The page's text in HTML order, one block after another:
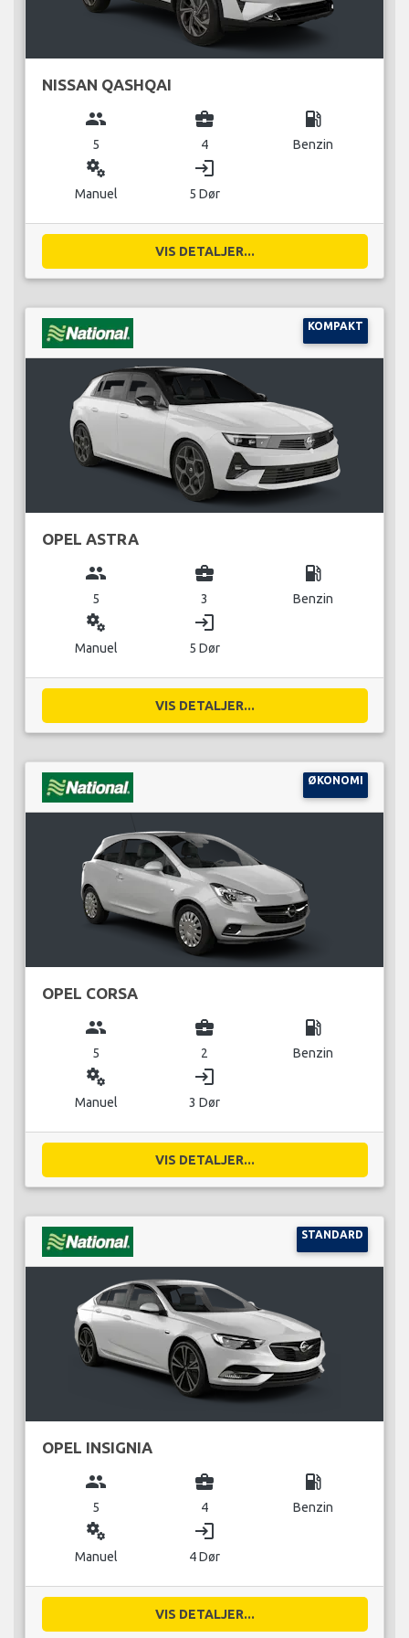
NISSAN QASHQAI
group
5
business_center
4
local_gas_station
Benzin
miscellaneous_services
Manuel
login
5 Dør
VIS DETALJER...
KOMPAKT
OPEL ASTRA
group
5
business_center
3
local_gas_station
Benzin
miscellaneous_services
Manuel
login
5 Dør
VIS DETALJER...
ØKONOMI
OPEL CORSA
group
5
business_center
2
local_gas_station
Benzin
miscellaneous_services
Manuel
login
3 Dør
VIS DETALJER...
STANDARD
OPEL INSIGNIA
group
5
business_center
4
local_gas_station
Benzin
miscellaneous_services
Manuel
login
4 Dør
VIS DETALJER...